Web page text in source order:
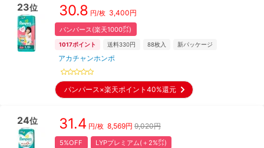
23位 30.8 円/枚 3,400円
パンパース(楽天1000㌽)
1017ポイント 送料330円 88枚入 新パッケージ
アカチャンホンポ
パンパース×楽天ポイント40%還元
24位 31.4 円/枚 8,569円 9,020円
5%OFF LYPプレミアム(＋2%㌽)